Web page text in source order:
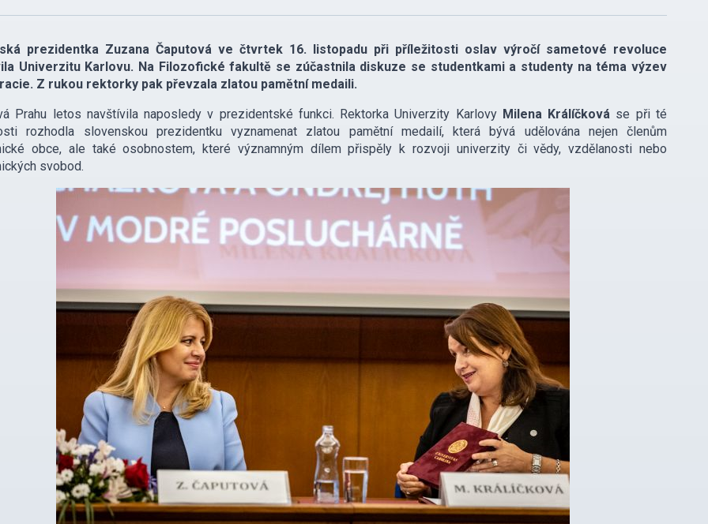
prezidentka Zuzana Čaputová ve čtvrtek 16. listopadu při příležitosti oslav výročí sametové revoluce
Univerzitu Karlovu. Na Filozofické fakultě se zúčastnila diskuze se studentkami a studenty na téma výzev
Z rukou rektorky pak převzala zlatou pamětní medaili.
Prahu letos navštívila naposledy v prezidentské funkci. Rektorka Univerzity KarlovyMilena Králíčková se při té
rozhodla slovenskou prezidentku vyznamenat zlatou pamětní medailí, která bývá udělována nejen členům
obce, ale také osobnostem, které významným dílem přispěly k rozvoji univerzity či vědy, vzdělanosti nebo
svobod.